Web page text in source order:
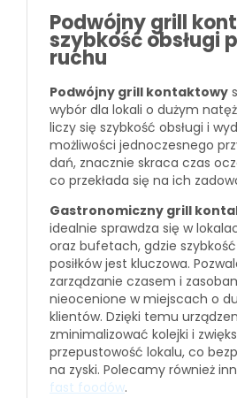
Podwójny grill
szybkość obsługi
ruchu
Podwójny grill kontaktowy
wybór dla lokali o dużym
liczy się szybkość obsługi i
możliwości jednoczesnego
dań, znacznie skraca czas
co przekłada się na ich
Gastronomiczny grill
idealnie sprawdza się w
oraz bufetach, gdzie
posiłków jest kluczowa.
zarządzanie czasem i
nieocenione w miejscach o
klientów. Dzięki temu
zminimalizować kolejki i
przepustowość lokalu, co
na zyski. Polecamy również
fast foodów.